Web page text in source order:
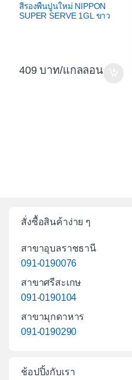
สีรองพื้นปูนใหม่ NIPPON
SUPER SERVE 1GL ขาว
409 /แกลลอน
สั่งซื้อสินค้าง่าย ๆ
สาขาอุบลราชธานี
091-0190076
สาขาศรีสะเกษ
091-0190104
สาขามุกดาหาร
091-0190290
ช้อปปิ้งกับเรา